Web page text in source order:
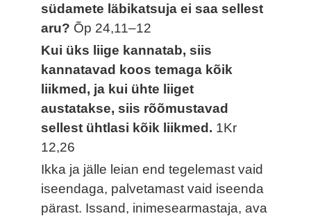
südamete läbikatsuja ei saa sellest
aru? Õp 24,11–12
Kui üks liige kannatab, siis
kannatavad koos temaga kõik
liikmed, ja kui ühte liiget
austatakse, siis rõõmustavad
sellest ühtlasi kõik liikmed. 1Kr
12,26
Ikka ja jälle leian end tegelemast vaid
iseendaga, palvetamast vaid iseenda
pärast. Issand, inimesearmastaja, ava